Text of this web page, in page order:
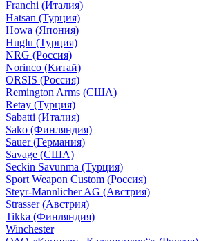
Franchi (Италия)
Hatsan (Турция)
Howa (Япония)
Huglu (Турция)
NRG (Россия)
Norinco (Китай)
ORSIS (Россия)
Remington Arms (США)
Retay (Турция)
Sabatti (Италия)
Sako (Финляндия)
Sauer (Германия)
Savage (США)
Seckin Savunma (Турция)
Sport Weapon Custom (Россия)
Steyr-Mannlicher AG (Австрия)
Strasser (Австрия)
Tikka (Финляндия)
Winchester